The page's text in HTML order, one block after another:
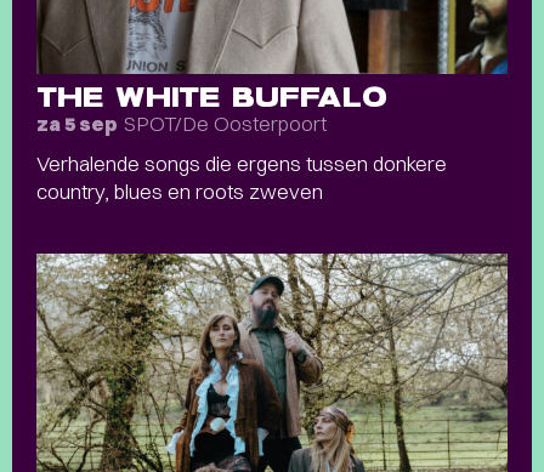
THE WHITE BUFFALO
za 5 sep SPOT/De Oosterpoort
Verhalende songs die ergens tussen donkere
country, blues en roots zweven